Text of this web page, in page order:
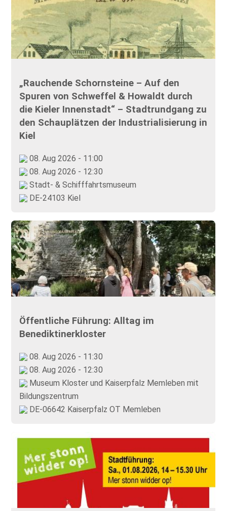
„Rauchende Schornsteine – Auf den
Spuren von Schweffel & Howaldt durch
die Kieler Innenstadt“ – Stadtrundgang zu
den Schauplätzen der Industrialisierung in
Kiel
08. Aug 2026 - 11:00
08. Aug 2026 - 12:30
Stadt- & Schifffahrtsmuseum
DE-24103 Kiel
Öffentliche Führung: Alltag im
Benediktinerkloster
08. Aug 2026 - 11:30
08. Aug 2026 - 12:30
Museum Kloster und Kaiserpfalz Memleben mit
Bildungszentrum
DE-06642 Kaiserpfalz OT Memleben